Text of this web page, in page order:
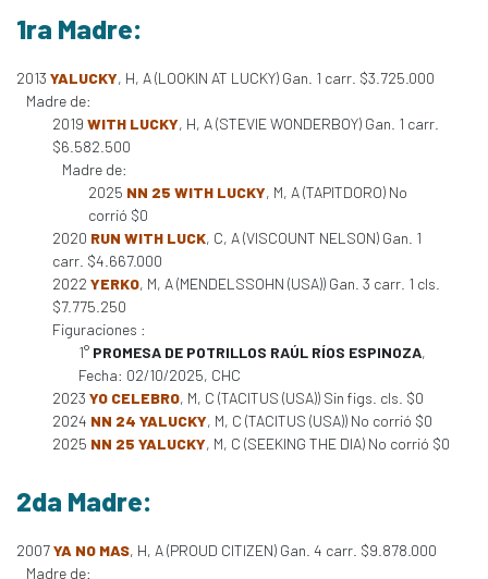
1ra Madre:
2013 YALUCKY, H, A (LOOKIN AT LUCKY) Gan. 1 carr. $3.725.000
Madre de:
2019 WITH LUCKY, H, A (STEVIE WONDERBOY) Gan. 1 carr.
$6.582.500
Madre de:
2025 NN 25 WITH LUCKY, M, A (TAPITDORO) No
corrió $0
2020 RUN WITH LUCK, C, A (VISCOUNT NELSON) Gan. 1
carr. $4.667.000
2022 YERKO, M, A (MENDELSSOHN (USA)) Gan. 3 carr. 1 cls.
$7.775.250
Figuraciones :
1° PROMESA DE POTRILLOS RAÚL RÍOS ESPINOZA,
Fecha: 02/10/2025, CHC
2023 YO CELEBRO, M, C (TACITUS (USA)) Sin figs. cls. $0
2024 NN 24 YALUCKY, M, C (TACITUS (USA)) No corrió $0
2025 NN 25 YALUCKY, M, C (SEEKING THE DIA) No corrió $0
2da Madre:
2007YA NO MAS, H, A (PROUD CITIZEN) Gan. 4 carr. $9.878.000
Madre de: